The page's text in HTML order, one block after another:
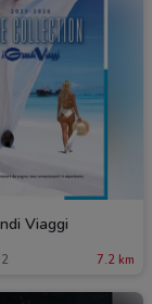
Viaggi
7.2 km